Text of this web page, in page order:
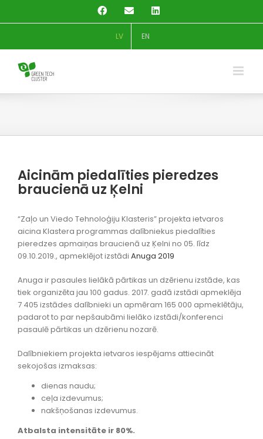
FacebookEmail LinkedIn
LV EN
Aicinām piedalīties pieredzes
braucienā uz Ķelni
“Zaļo un Viedo Tehnoloģiju Klasteris” projekta ietvaros
aicina Klastera programmas dalībniekus piedalīties
pieredzes apmaiņas braucienā uz Ķelni no 05. līdz
09.10.2019., apmeklējot izstādi Anuga 2019
Anuga ir pasaules lielākā pārtikas un dzērienu izstāde, kas
tiek organizēta jau 100 gadus. 2017. gadā izstādi apmeklēja
7 405 izstādes dalībnieki un apmēram 165 000 apmeklētāju,
padarot to par nepšaubāmi lielāko izstādi/konferenci
pasaulē pārtikas un dzērienu nozarē.
Dalībniekiem projekta ietvaros iespējams attiecināt
sekojošas izmaksas:
dienas naudu;
ceļa izdevumus;
nakšņošanas izdevumus.
Atbalsta intensitāte ir 80%.